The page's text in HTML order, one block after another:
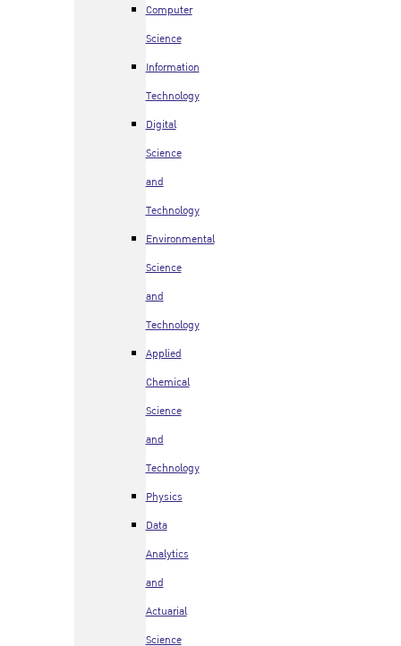
Computer
Science
Information
Technology
Digital
Science
and
Technology
Environmental
Science
and
Technology
Applied
Chemical
Science
and
Technology
Physics
Data
Analytics
and
Actuarial
Science